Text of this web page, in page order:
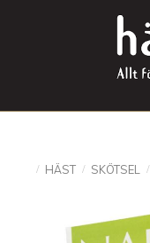
HÄST SKÖTSEL